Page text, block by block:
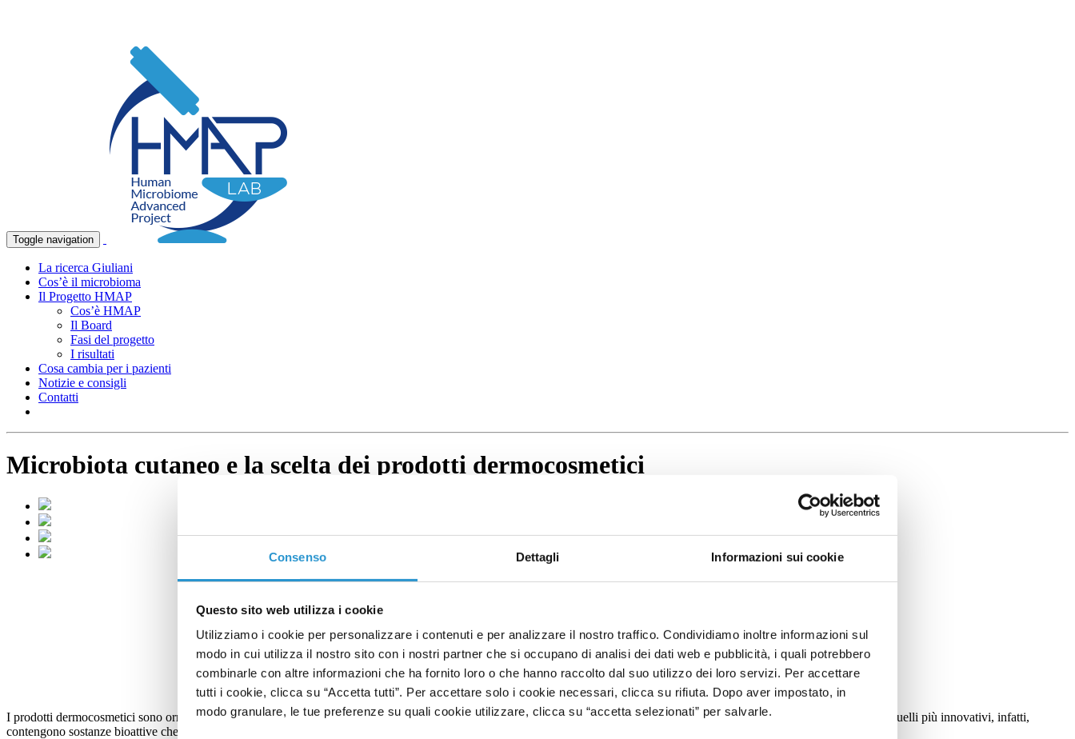
Consenso Dettagli Informazioni sui cookie
Questo sito web utilizza i cookie
Utilizziamo i cookie per personalizzare i contenuti e per analizzare il nostro traffico. Condividiamo inoltre informazioni sul
modo in cui utilizza il nostro sito con i nostri partner che si occupano di analisi dei dati web e pubblicità, i quali potrebbero
combinarle con altre informazioni che ha fornito loro o che hanno raccolto dal suo utilizzo dei loro servizi. Per accettare
tutti i cookie, clicca su “Accetta tutti”. Per accettare solo i cookie necessari, clicca su rifiuta. Dopo aver impostato, in
modo granulare, le tue preferenze su quali cookie utilizzare, clicca su “accetta selezionati” per salvarle.
Toggle navigation
La ricerca Giuliani
Cos’è il microbioma
Il Progetto HMAP
Cos’è HMAP
Il Board
Fasi del progetto
I risultati
Cosa cambia per i pazienti
Notizie e consigli
Contatti
Microbiota cutaneo e la scelta dei prodotti dermocosmetici
I prodotti dermocosmetici sono ormai largamente utilizzati per la cura quotidiana della pelle. La conoscenza del microbiota cutaneo sta influenzando la scelta di questi prodotti. Quelli più innovativi, infatti,
contengono sostanze bioattive che modulano positivamente la barriera cutanea e il microbiota della pelle.